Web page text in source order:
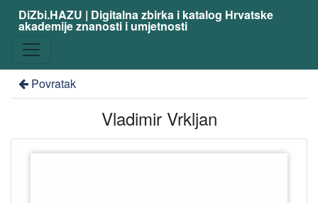
DiZbi.HAZU | Digitalna zbirka i katalog Hrvatske
akademije znanosti i umjetnosti
Povratak
Vladimir Vrkljan